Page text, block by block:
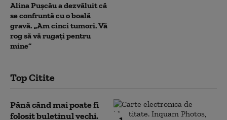
Alina Pușcău a dezvăluit că
se confruntă cu o boală
gravă. „Am cinci tumori. Vă
rog să vă rugați pentru
mine”
Top Citite
Până când mai poate fi
folosit buletinul vechi.